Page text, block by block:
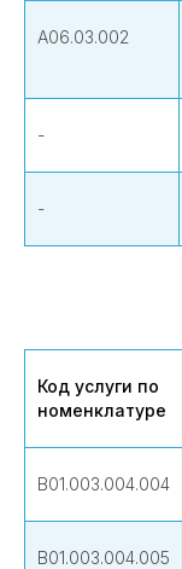
А06.03.002
-
-
Код услуги по
номенклатуре
В01.003.004.004
В01.003.004.005